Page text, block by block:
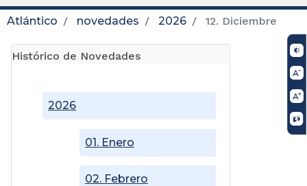
Atlántico novedades 2026 12. Diciembre
Histórico de Novedades
2026
01. Enero
02. Febrero